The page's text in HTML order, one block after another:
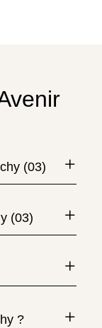
(03)
(03)
?